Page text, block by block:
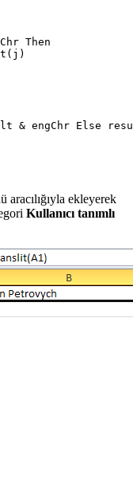
Then
& engChr Else
aracılığıyla ekleyerek
Kullanıcı tanımlı